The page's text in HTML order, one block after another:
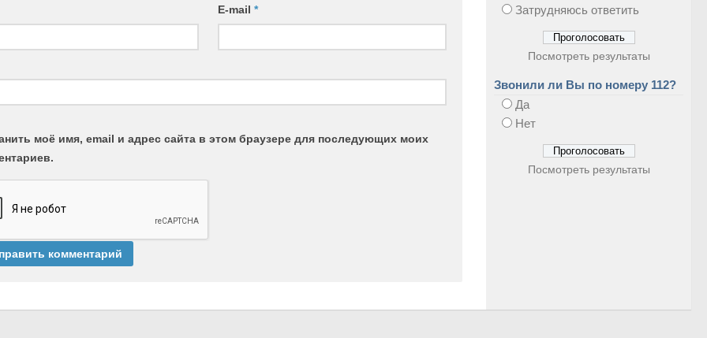
E-mail*
моё имя, email и адрес сайта в этом браузере для последующих моих
Затрудняюсь ответить
Посмотреть результаты
Звонили ли Вы по номеру 112?
Да
Нет
Посмотреть результаты